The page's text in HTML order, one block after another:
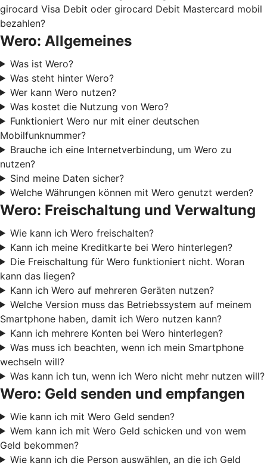
girocard Visa Debit oder girocard Debit Mastercard mobil
bezahlen?
Wero: Allgemeines
Was ist Wero?
Was steht hinter Wero?
Wer kann Wero nutzen?
Was kostet die Nutzung von Wero?
Funktioniert Wero nur mit einer deutschen
Mobilfunknummer?
Brauche ich eine Internetverbindung, um Wero zu
nutzen?
Sind meine Daten sicher?
Welche Währungen können mit Wero genutzt werden?
Wero: Freischaltung und Verwaltung
Wie kann ich Wero freischalten?
Kann ich meine Kreditkarte bei Wero hinterlegen?
Die Freischaltung für Wero funktioniert nicht. Woran
kann das liegen?
Kann ich Wero auf mehreren Geräten nutzen?
Welche Version muss das Betriebssystem auf meinem
Smartphone haben, damit ich Wero nutzen kann?
Kann ich mehrere Konten bei Wero hinterlegen?
Was muss ich beachten, wenn ich mein Smartphone
wechseln will?
Was kann ich tun, wenn ich Wero nicht mehr nutzen will?
Wero: Geld senden und empfangen
Wie kann ich mit Wero Geld senden?
Wem kann ich mit Wero Geld schicken und von wem
Geld bekommen?
Wie kann ich die Person auswählen, an die ich Geld